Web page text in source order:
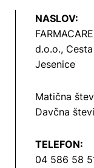
NASLOV:
d.o.o.,
Jesenice
Matična
Davčna
TELEFON:
04 586 58